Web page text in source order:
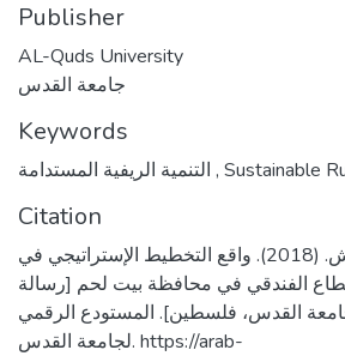
Publisher
AL-Quds University
جامعة القدس
Keywords
, Sustainable
Citation
البدن، مراد عايش. (2018). واقع التخطيط الإستراتيجي في
الفندقي في محافظة بيت لحم [رسالة
القدس، فلسطين]. المستودع الرقمي
لجامعة القدس. https://arab-